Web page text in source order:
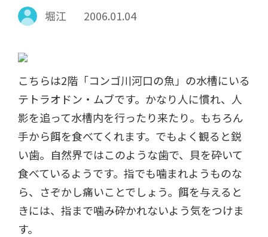
堀江 2006.01.04
こちらは2階「コンゴ川河口の魚」の水槽にいる
テトラオドン・ムブです。かなり人に慣れ、人
影を追って水槽内を行ったり来たり。もちろん
手から餌を食べてくれます。でもよく観ると鋭
い歯。自然界ではこのような歯で、貝を砕いて
食べているようです。指でも噛まれようものな
ら、さぞかし痛いことでしょう。餌を与えると
きには、指まで噛み砕かれないよう気をつけま
す。